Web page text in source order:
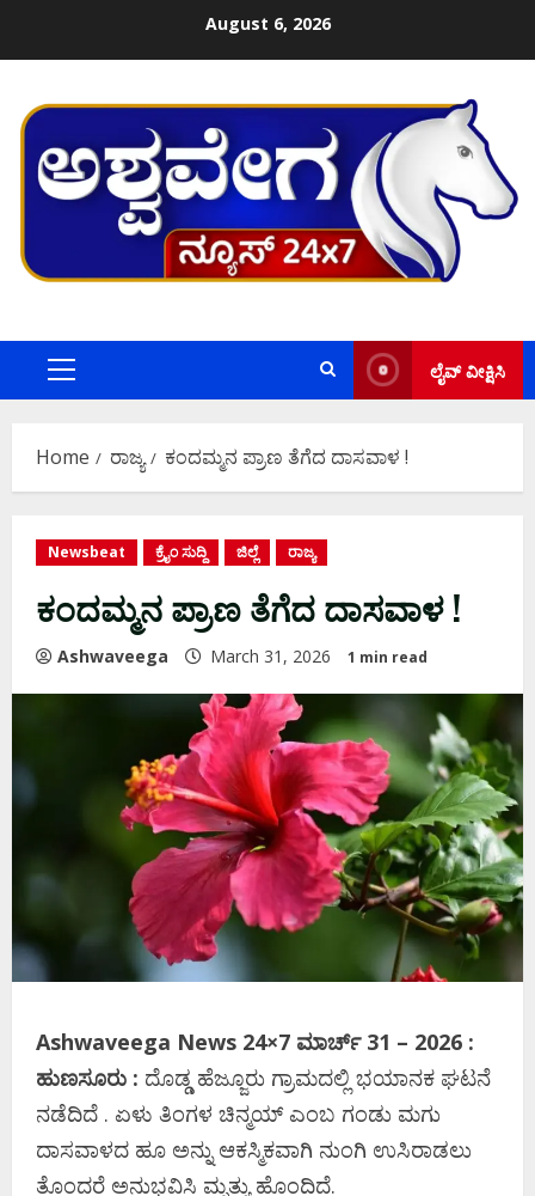
August 6, 2026
Primary
ಲೈವ್ ವೀಕ್ಷಿಸಿ
Home ರಾಜ್ಯ ಕಂದಮ್ಮನ ಪ್ರಾಣ ತೆಗೆದ ದಾಸವಾಳ !
Newsbeat ಕ್ರೈಂ ಸುದ್ದಿ ಜಿಲ್ಲೆ ರಾಜ್ಯ
ಕಂದಮ್ಮನ ಪ್ರಾಣ ತೆಗೆದ ದಾಸವಾಳ !
Ashwaveega March 31, 2026 1 min read
Ashwaveega News 24×7 ಮಾರ್ಚ್‌ 31 – 2026 :
ಹುಣಸೂರು : ದೊಡ್ಡ ಹೆಜ್ಜೂರು ಗ್ರಾಮದಲ್ಲಿ ಭಯಾನಕ ಘಟನೆ
ನಡೆದಿದೆ . ಏಳು ತಿಂಗಳ ಚಿನ್ಮಯ್ ಎಂಬ ಗಂಡು ಮಗು
ದಾಸವಾಳದ ಹೂ ಅನ್ನು ಆಕಸ್ಮಿಕವಾಗಿ ನುಂಗಿ ಉಸಿರಾಡಲು
ತೊಂದರೆ ಅನುಭವಿಸಿ ಮೃತ್ಯು ಹೊಂದಿದೆ.